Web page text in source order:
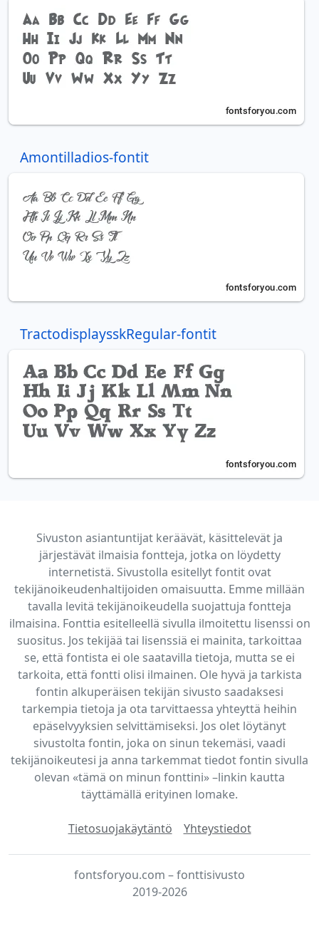
Amontilladios-fontit
TractodisplaysskRegular-fontit
Sivuston asiantuntijat keräävät, käsittelevät ja
järjestävät ilmaisia fontteja, jotka on löydetty
internetistä. Sivustolla esitellyt fontit ovat
tekijänoikeudenhaltijoiden omaisuutta. Emme millään
tavalla levitä tekijänoikeudella suojattuja fontteja
ilmaisina. Fonttia esitelleellä sivulla ilmoitettu lisenssi on
suositus. Jos tekijää tai lisenssiä ei mainita, tarkoittaa
se, että fontista ei ole saatavilla tietoja, mutta se ei
tarkoita, että fontti olisi ilmainen. Ole hyvä ja tarkista
fontin alkuperäisen tekijän sivusto saadaksesi
tarkempia tietoja ja ota tarvittaessa yhteyttä heihin
epäselvyyksien selvittämiseksi. Jos olet löytänyt
sivustolta fontin, joka on sinun tekemäsi, vaadi
tekijänoikeutesi ja anna tarkemmat tiedot fontin sivulla
olevan «tämä on minun fonttini» –linkin kautta
täyttämällä erityinen lomake.
Tietosuojakäytäntö Yhteystiedot
fontsforyou.com – fonttisivusto
2019-2026